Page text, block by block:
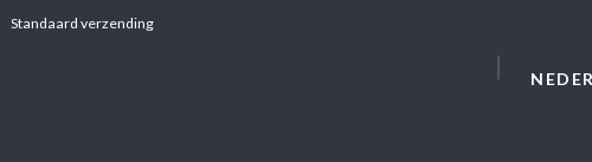
Standaard verzending